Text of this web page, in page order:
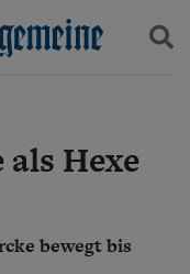
Hexe
bewegt bis